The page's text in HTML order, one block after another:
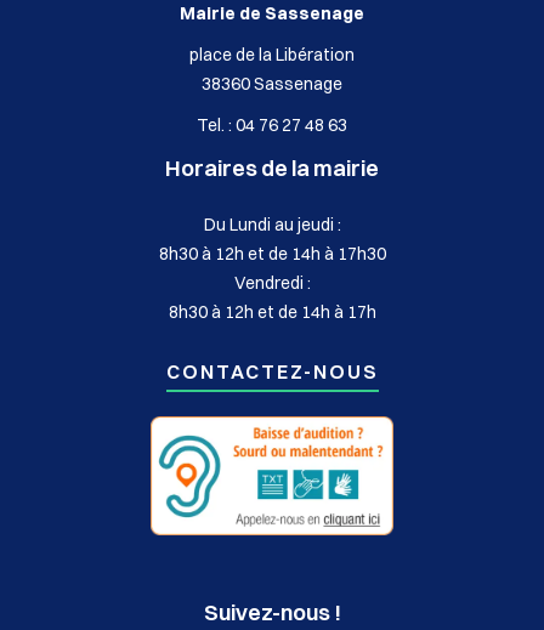
Mairie de Sassenage
place de la Libération
38360 Sassenage
Tel. : 04 76 27 48 63
Horaires de la mairie
Du Lundi au jeudi :
8h30 à 12h et de 14h à 17h30
Vendredi :
8h30 à 12h et de 14h à 17h
CONTACTEZ-NOUS
Suivez-nous !